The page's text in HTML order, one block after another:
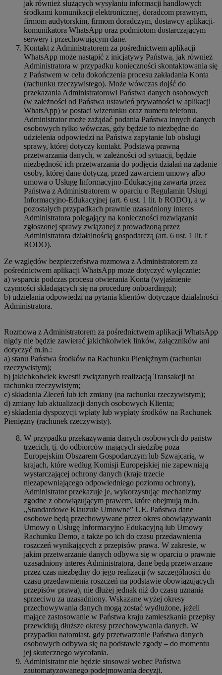
jak również służących wysyłaniu informacji handlowych
środkami komunikacji elektronicznej, doradcom prawnym,
firmom audytorskim, firmom doradczym, dostawcy aplikacji-
komunikatora WhatsApp oraz podmiotom dostarczającym
serwery i przechowującym dane.
Kontakt z Administratorem za pośrednictwem aplikacji
WhatsApp może nastąpić z inicjatywy Państwa, jak również
Administratora w przypadku konieczności skontaktowania się
z Państwem w celu dokończenia procesu zakładania Konta
(rachunku rzeczywistego). Może wówczas dojść do
przekazania Administratorowi Państwa danych osobowych
(w zależności od Państwa ustawień prywatności w aplikacji
WhatsApp) w postaci wizerunku oraz numeru telefonu.
Administrator może zażądać podania Państwa innych danych
osobowych tylko wówczas, gdy będzie to niezbędne do
udzielenia odpowiedzi na Państwa zapytanie lub obsługi
sprawy, której dotyczy kontakt. Podstawą prawną
przetwarzania danych, w zależności od sytuacji, będzie
niezbędność ich przetwarzania do podjęcia działań na żądanie
osoby, której dane dotyczą, przed zawarciem umowy albo
umowa o Usługę Informacyjno-Edukacyjną zawarta przez
Państwa z Administratorem w oparciu o Regulamin Usługi
Informacyjno-Edukacyjnej (art. 6 ust. 1 lit. b RODO), a w
pozostałych przypadkach prawnie uzasadniony interes
Administratora polegający na konieczności rozwiązania
zgłoszonej sprawy związanej z prowadzoną przez
Administratora działalnością gospodarczą (art. 6 ust. 1 lit. f
RODO).
Ze względów bezpieczeństwa rozmowa z Administratorem za
pośrednictwem aplikacji WhatsApp może dotyczyć wyłącznie:
a) wsparcia podczas procesu otwierania Konta (wyjaśnienie
czynności składających się na procedurę onboardingu);
b) udzielania odpowiedzi na pytania klientów dotyczące działalności
Administratora.
Rozmowa z Administratorem za pośrednictwem aplikacji WhatsApp
nigdy nie będzie zawierać jakichkolwiek linków, załączników ani
dotyczyć m.in.:
a) stanu Państwa środków na Rachunku Pieniężnym (rachunku
rzeczywistym);
b) jakichkolwiek kwestii związanych realizacją Transakcji na
rachunku rzeczywistym;
c) składania Zleceń lub ich zmiany (na rachunku rzeczywistym);
d) zmiany lub aktualizacji danych osobowych Klienta;
e) składania dyspozycji wpłaty lub wypłaty środków na Rachunek
Pieniężny (rachunek rzeczywisty).
W przypadku przekazywania danych osobowych do państw
trzecich, tj. do odbiorców mających siedzibę poza
Europejskim Obszarem Gospodarczym lub Szwajcarią, w
krajach, które według Komisji Europejskiej nie zapewniają
wystarczającej ochrony danych (kraje trzecie
niezapewniającego odpowiedniego poziomu ochrony),
Administrator przekazuje je, wykorzystując mechanizmy
zgodne z obowiązującym prawem, które obejmują m.in.
„Standardowe Klauzule Umowne” UE. Państwa dane
osobowe będą przechowywane przez okres obowiązywania
Umowy o Usługę Informacyjno Edukacyjną lub Umowy
Rachunku Demo, a także po ich do czasu przedawnienia
roszczeń wynikających z przepisów prawa. W zakresie, w
jakim przetwarzanie danych odbywa się w oparciu o prawnie
uzasadniony interes Administratora, dane będą przetwarzane
przez czas niezbędny do jego realizacji (w szczególności do
czasu przedawnienia roszczeń na podstawie obowiązujących
przepisów prawa), nie dłużej jednak niż do czasu uznania
sprzeciwu za uzasadniony. Wskazane wyżej okresy
przechowywania danych mogą zostać wydłużone, jeżeli
mające zastosowanie w Państwa kraju zamieszkania przepisy
przewidują dłuższe okresy przechowywania danych. W
przypadku natomiast, gdy przetwarzanie Państwa danych
osobowych odbywa się na podstawie zgody – do momentu
jej skutecznego wycofania.
Administrator nie będzie stosował wobec Państwa
zautomatyzowanego podejmowania decyzji.